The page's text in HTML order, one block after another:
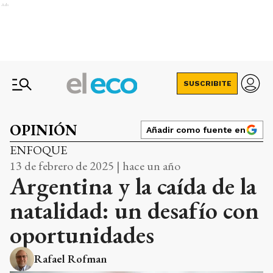
Ads
SUSCRIBITE
OPINIÓN Añadir como fuente en
ENFOQUE
13 de febrero de 2025 | hace un año
Argentina y la caída de la
natalidad: un desafío con
oportunidades
Rafael Rofman